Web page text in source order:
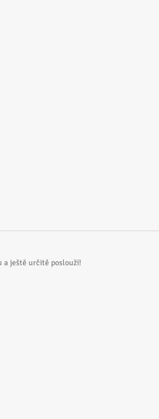
a ještě určitě poslouží!